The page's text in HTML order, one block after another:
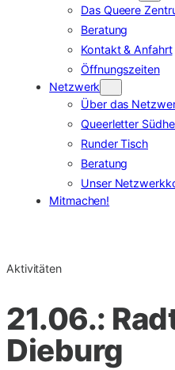
Das Queere
Beratung
Kontakt & Anfahrt
Öffnungszeiten
Netzwerk
Über das
Queerletter
Runder Tisch
Beratung
Unser
Mitmachen!
Aktivitäten
21.06.:
Dieburg